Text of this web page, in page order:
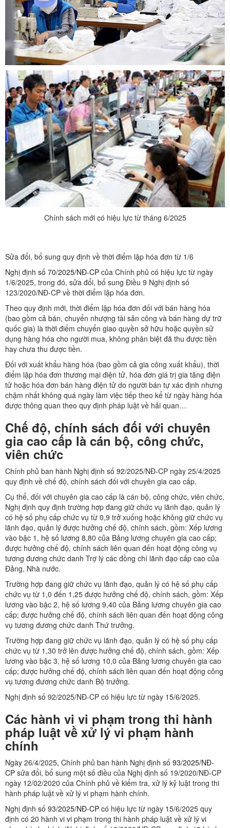
Chính sách mới có hiệu lực từ tháng 6/2025
Sửa đổi, bổ sung quy định về thời điểm lập hóa đơn từ 1/6
Nghị định số 70/2025/NĐ-CP của Chính phủ có hiệu lực từ ngày
1/6/2025, trong đó, sửa đổi, bổ sung Điều 9 Nghị định số
123/2020/NĐ-CP về thời điểm lập hóa đơn.
Theo quy định mới, thời điểm lập hóa đơn đối với bán hàng hóa
(bao gồm cả bán, chuyển nhượng tài sản công và bán hàng dự trữ
quốc gia) là thời điểm chuyển giao quyền sở hữu hoặc quyền sử
dụng hàng hóa cho người mua, không phân biệt đã thu được tiền
hay chưa thu được tiền.
Đối với xuất khẩu hàng hóa (bao gồm cả gia công xuất khẩu), thời
điểm lập hóa đơn thương mại điện tử, hóa đơn giá trị gia tăng điện
tử hoặc hóa đơn bán hàng điện tử do người bán tự xác định nhưng
chậm nhất không quá ngày làm việc tiếp theo kể từ ngày hàng hóa
được thông quan theo quy định pháp luật về hải quan…
Chế độ, chính sách đối với chuyên
gia cao cấp là cán bộ, công chức,
viên chức
Chính phủ ban hành Nghị định số 92/2025/NĐ-CP ngày 25/4/2025
quy định về chế độ, chính sách đối với chuyên gia cao cấp.
Cụ thể, đối với chuyên gia cao cấp là cán bộ, công chức, viên chức,
Nghị định quy định trường hợp đang giữ chức vụ lãnh đạo, quản lý
có hệ số phụ cấp chức vụ từ 0,9 trở xuống hoặc không giữ chức vụ
lãnh đạo, quản lý được hưởng chế độ, chính sách, gồm: Xếp lương
vào bậc 1, hệ số lương 8,80 của Bảng lương chuyên gia cao cấp;
được hưởng chế độ, chính sách liên quan đến hoạt động công vụ
tương đương chức danh Trợ lý các đồng chí lãnh đạo cấp cao của
Đảng, Nhà nước.
Trường hợp đang giữ chức vụ lãnh đạo, quản lý có hệ số phụ cấp
chức vụ từ 1,0 đến 1,25 được hưởng chế độ, chính sách, gồm: Xếp
lương vào bậc 2, hệ số lương 9,40 của Bảng lương chuyên gia cao
cấp; được hưởng chế độ, chính sách liên quan đến hoạt động công
vụ tương đương chức danh Thứ trưởng.
Trường hợp đang giữ chức vụ lãnh đạo, quản lý có hệ số phụ cấp
chức vụ từ 1,30 trở lên được hưởng chế độ, chính sách, gồm: Xếp
lương vào bậc 3, hệ số lương 10,0 của Bảng lương chuyên gia cao
cấp; được hưởng chế độ, chính sách liên quan đến hoạt động công
vụ tương đương chức danh Bộ trưởng.
Nghị định số 92/2025/NĐ-CP có hiệu lực từ ngày 15/6/2025.
Các hành vi vi phạm trong thi hành
pháp luật về xử lý vi phạm hành
chính
Ngày 26/4/2025, Chính phủ ban hành Nghị định số 93/2025/NĐ-
CP sửa đổi, bổ sung một số điều của Nghị định số 19/2020/NĐ-CP
ngày 12/02/2020 của Chính phủ về kiểm tra, xử lý kỷ luật trong thi
hành pháp luật về xử lý vi phạm hành chính.
Nghị định số 93/2025/NĐ-CP có hiệu lực từ ngày 15/6/2025 quy
định có 20 hành vi vi phạm trong thi hành pháp luật về xử lý vi